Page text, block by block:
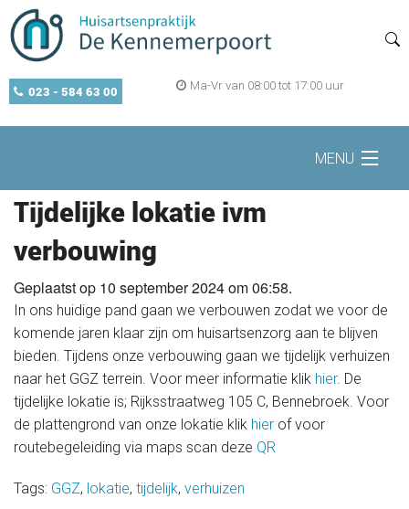
023 - 584 63 00 Ma-Vr van 08:00 tot 17:00 uur
MENU
Home
Zelf regelen
Openingstijden
Medische informatie
Contact
Tijdelijke lokatie ivm
verbouwing
Geplaatst op 10 september 2024 om 06:58.
In ons huidige pand gaan we verbouwen zodat we voor de
komende jaren klaar zijn om huisartsenzorg aan te blijven
bieden. Tijdens onze verbouwing gaan we tijdelijk verhuizen
naar het GGZ terrein. Voor meer informatie klik hier. De
tijdelijke lokatie is; Rijksstraatweg 105 C, Bennebroek. Voor
de plattengrond van onze lokatie klik hier of voor
routebegeleiding via maps scan deze QR
Tags: GGZ, lokatie, tijdelijk, verhuizen